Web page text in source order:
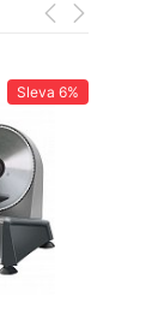
Sleva 6%